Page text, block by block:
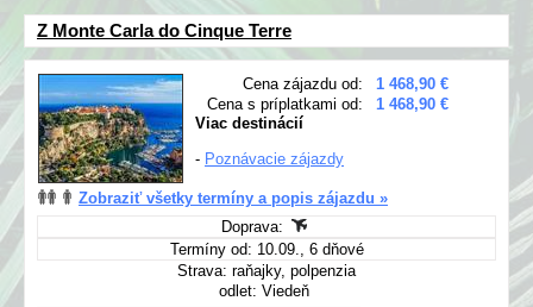
Z Monte Carla do Cinque Terre
Cena zájazdu od:
1 468,90 €
Cena s príplatkami od:
1 468,90 €
Viac destinácií
- Poznávacie zájazdy
Zobraziť všetky termíny a popis zájazdu »
Doprava:
Termíny od: 10.09., 6 dňové
Strava: raňajky, polpenzia
odlet: Viedeň